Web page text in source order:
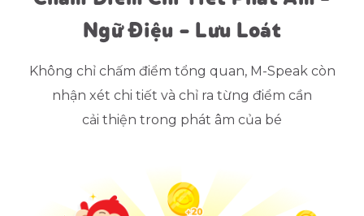
Ngữ Điệu - Lưu Loát
Không chỉ chấm điểm tổng quan, M-Speak còn
nhận xét chi tiết và chỉ ra từng điểm cần
cải thiện trong phát âm của bé